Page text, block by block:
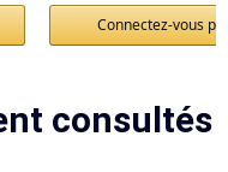
Connectez-vous
consultés